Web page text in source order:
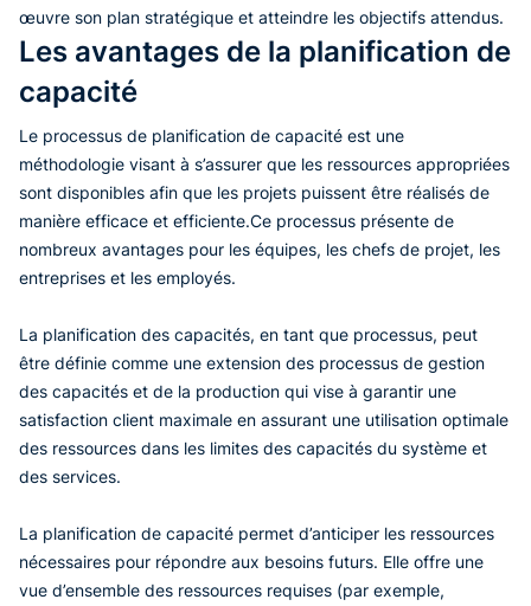
œuvre son plan stratégique et atteindre les objectifs attendus.
Les avantages de la planification de
capacité
Le processus de planification de capacité est une
méthodologie visant à s’assurer que les ressources appropriées
sont disponibles afin que les projets puissent être réalisés de
manière efficace et efficiente.Ce processus présente de
nombreux avantages pour les équipes, les chefs de projet, les
entreprises et les employés.
La planification des capacités, en tant que processus, peut
être définie comme une extension des processus de gestion
des capacités et de la production qui vise à garantir une
satisfaction client maximale en assurant une utilisation optimale
des ressources dans les limites des capacités du système et
des services.
La planification de capacité permet d’anticiper les ressources
nécessaires pour répondre aux besoins futurs. Elle offre une
vue d’ensemble des ressources requises (par exemple,